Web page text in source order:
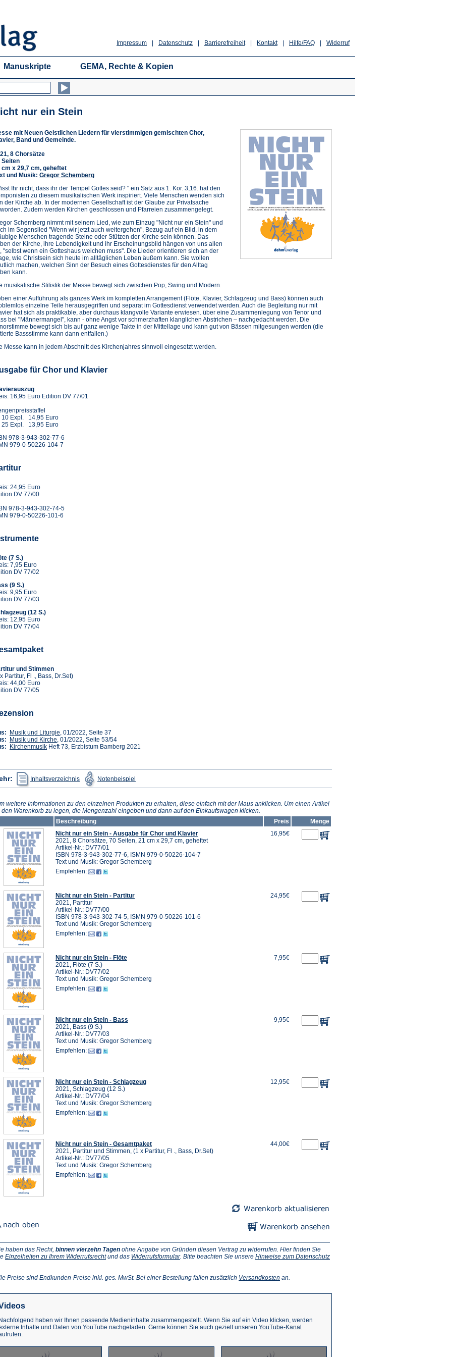
Widerruf
Hilfe/FAQ
Kontakt
Barrierefreiheit
Datenschutz
Impressum
Manuskripte GEMA, Rechte & Kopien
nur ein Stein
mit Neuen Geistlichen Liedern für vierstimmigen gemischten Chor,
Band und Gemeinde.
8 Chorsätze
Seiten
cm x 29,7 cm, geheftet
und Musik: Gregor Schemberg
Ihr nicht, dass ihr der Tempel Gottes seid? " ein Satz aus 1. Kor. 3,16. hat den
zu diesem musikalischen Werk inspiriert. Viele Menschen wenden sich
der Kirche ab. In der modernen Gesellschaft ist der Glaube zur Privatsache
Zudem werden Kirchen geschlossen und Pfarreien zusammengelegt.
Schemberg nimmt mit seinem Lied, wie zum Einzug "Nicht nur ein Stein" und
im Segenslied "Wenn wir jetzt auch weitergehen", Bezug auf ein Bild, in dem
Menschen tragende Steine oder Stützen der Kirche sein können. Das
der Kirche, ihre Lebendigkeit und ihr Erscheinungsbild hängen von uns allen
"selbst wenn ein Gotteshaus weichen muss". Die Lieder orientieren sich an der
wie Christsein sich heute im alltäglichen Leben äußern kann. Sie wollen
machen, welchen Sinn der Besuch eines Gottesdienstes für den Alltag
kann.
musikalische Stilistik der Messe bewegt sich zwischen Pop, Swing und Modern.
einer Aufführung als ganzes Werk im kompletten Arrangement (Flöte, Klavier, Schlagzeug und Bass) können auch
einzelne Teile herausgegriffen und separat im Gottesdienst verwendet werden. Auch die Begleitung nur mit
hat sich als praktikable, aber durchaus klangvolle Variante erwiesen. über eine Zusammenlegung von Tenor und
bei "Männermangel", kann - ohne Angst vor schmerzhaften klanglichen Abstrichen – nachgedacht werden. Die
bewegt sich bis auf ganz wenige Takte in der Mittellage und kann gut von Bässen mitgesungen werden (die
Bassstimme kann dann entfallen.)
Messe kann in jedem Abschnitt des Kirchenjahres sinnvoll eingesetzt werden.
für Chor und Klavier
16,95 Euro Edition DV 77/01
10 Expl. 14,95 Euro
25 Expl. 13,95 Euro
978-3-943-302-77-6
979-0-50226-104-7
24,95 Euro
DV 77/00
978-3-943-302-74-5
979-0-50226-101-6
(7 S.)
7,95 Euro
DV 77/02
(9 S.)
9,95 Euro
DV 77/03
(12 S.)
12,95 Euro
DV 77/04
und Stimmen
Partitur, Fl ., Bass, Dr.Set)
44,00 Euro
DV 77/05
Musik und Liturgie (Öffnet
in
einem
, 01/2022, Seite 37
Musik und Kirche (Öffnet
in
, 01/2022, Seite 53/54
Kirchenmusik(Öffnet
Heft 73, Erzbistum Bamberg 2021
Inhaltsverzeichnis
(Öffnet
in
einem
Tab)
Notenbeispiel in
einem
Tab)
weitere Informationen zu den einzelnen Produkten zu erhalten, diese einfach mit der Maus anklicken. Um einen Artikel
den Warenkorb zu legen, die Mengenzahl eingeben und dann auf den Einkaufswagen klicken.
Beschreibung
Preis
Menge
Nicht nur ein Stein - Ausgabe für Chor und Klavier
2021, 8 Chorsätze, 70 Seiten, 21 cm x 29,7 cm, geheftet
Artikel-Nr.: DV77/01
ISBN 978-3-943-302-77-6, ISMN 979-0-50226-104-7
Text und Musik: Gregor Schemberg
Empfehlen:
16,95€
Nicht nur ein Stein - Partitur
2021, Partitur
Artikel-Nr.: DV77/00
ISBN 978-3-943-302-74-5, ISMN 979-0-50226-101-6
Text und Musik: Gregor Schemberg
Empfehlen:
24,95€
Nicht nur ein Stein - Flöte
2021, Flöte (7 S.)
Artikel-Nr.: DV77/02
Text und Musik: Gregor Schemberg
Empfehlen:
7,95€
Nicht nur ein Stein - Bass
2021, Bass (9 S.)
Artikel-Nr.: DV77/03
Text und Musik: Gregor Schemberg
Empfehlen:
9,95€
Nicht nur ein Stein - Schlagzeug
2021, Schlagzeug (12 S.)
Artikel-Nr.: DV77/04
Text und Musik: Gregor Schemberg
Empfehlen:
12,95€
Nicht nur ein Stein - Gesamtpaket
2021, Partitur und Stimmen, (1 x Partitur, Fl ., Bass, Dr.Set)
Artikel-Nr.: DV77/05
Text und Musik: Gregor Schemberg
Empfehlen:
44,00€
haben das Recht, binnen vierzehn Tagen ohne Angabe von Gründen diesen Vertrag zu widerrufen. Hier finden Sie
Einzelheiten zu Ihrem Widerrufsrecht(Öffnet
neuen
und das Widerrufsformular(Öffnet
neuen
. Bitte beachten Sie unsere Hinweise zum Datenschutz
Preise sind Endkunden-Preise inkl. ges. MwSt. Bei einer Bestellung fallen zusätzlich Versandkosten (Öffnet
an.
Nachfolgend haben wir Ihnen passende Medieninhalte zusammengestellt. Wenn Sie auf ein Video klicken, werden
Inhalte und Daten von YouTube nachgeladen. Gerne können Sie auch gezielt unseren YouTube-Kanal
neuen